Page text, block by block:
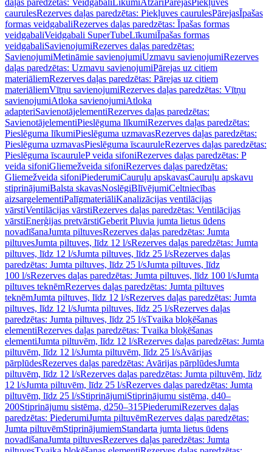
daļas paredzētas: Veidgabali LīkumiAtzari PārejasPiekļuves
caurulesRezerves daļas paredzētas: Piekļuves caurulesPārejasĪpašas
formas veidgabaliRezerves daļas paredzētas: Īpašas formas
veidgabaliVeidgabali SuperTubeLīkumiĪpašas formas
veidgabaliSavienojumiRezerves daļas paredzētas:
SavienojumiMetināmie savienojumiUzmavu savienojumiRezerves
daļas paredzētas: Uzmavu savienojumiPārejas uz citiem
materiāliemRezerves daļas paredzētas: Pārejas uz citiem
materiāliemVītņu savienojumiRezerves daļas paredzētas: Vītņu
savienojumiAtloka savienojumiAtloka
adapteriSavienotājelementiRezerves daļas paredzētas:
SavienotājelementiPieslēguma līkumiRezerves daļas paredzētas:
Pieslēguma līkumiPieslēguma uzmavasRezerves daļas paredzētas:
Pieslēguma uzmavasPieslēguma īscauruleRezerves daļas paredzētas:
Pieslēguma īscauruleP veida sifoniRezerves daļas paredzētas: P
veida sifoniGliemežveida sifoniRezerves daļas paredzētas:
Gliemežveida sifoniPiederumiCauruļu apskavasCauruļu apskavu
stiprinājumiBalsta skavasNoslēgiBlīvējumiCeltniecības
aizsargelementiPalīgmateriāliKanalizācijas ventilācijas
vārstiVentilācijas vārstiRezerves daļas paredzētas: Ventilācijas
vārstiEnerģijas pretvārstiGeberit Pluvia jumta lietus ūdens
novadīšanaJumta piltuvesRezerves daļas paredzētas: Jumta
piltuvesJumta piltuves, līdz 12 l/sRezerves daļas paredzētas: Jumta
piltuves, līdz 12 l/sJumta piltuves, līdz 25 l/sRezerves daļas
paredzētas: Jumta piltuves, līdz 25 l/sJumta piltuves, līdz
100 l/sRezerves daļas paredzētas: Jumta piltuves, līdz 100 l/sJumta
piltuves teknēmRezerves daļas paredzētas: Jumta piltuves
teknēmJumta piltuves, līdz 12 l/sRezerves daļas paredzētas: Jumta
piltuves, līdz 12 l/sJumta piltuves, līdz 25 l/sRezerves daļas
paredzētas: Jumta piltuves, līdz 25 l/sTvaika bloķēšanas
elementiRezerves daļas paredzētas: Tvaika bloķēšanas
elementiJumta piltuvēm, līdz 12 l/sRezerves daļas paredzētas: Jumta
piltuvēm, līdz 12 l/sJumta piltuvēm, līdz 25 l/sAvārijas
pārplūdesRezerves daļas paredzētas: Avārijas pārplūdesJumta
piltuvēm, līdz 12 l/sRezerves daļas paredzētas: Jumta piltuvēm, līdz
12 l/sJumta piltuvēm, līdz 25 l/sRezerves daļas paredzētas: Jumta
piltuvēm, līdz 25 l/sStiprinājumiStiprinājumu sistēma, d40–
200Stiprinājumu sistēma, d250–315PiederumiRezerves daļas
paredzētas: PiederumiJumta piltuvēmRezerves daļas paredzētas:
Jumta piltuvēmStiprinājumiemStandarta jumta lietus ūdens
novadīšanaJumta piltuvesRezerves daļas paredzētas: Jumta